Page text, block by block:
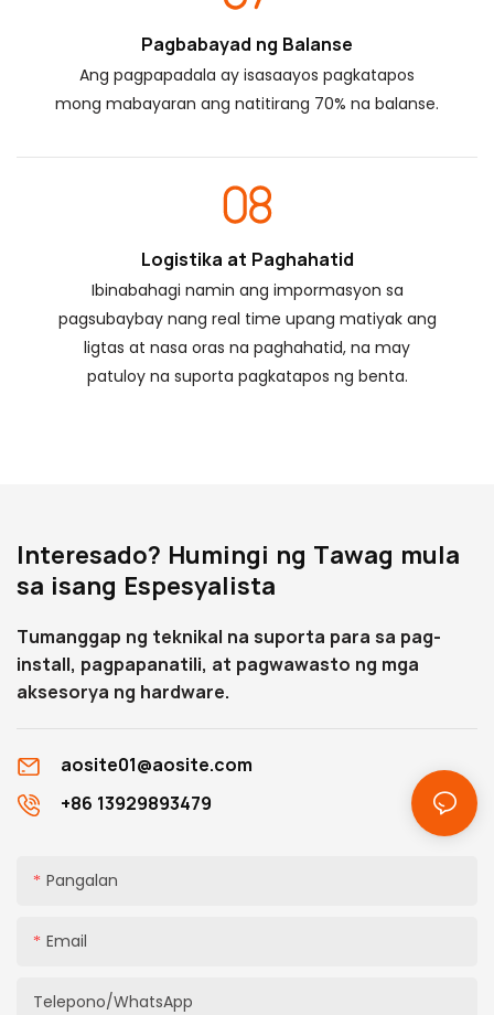
Pagbabayad ng Balanse
Ang pagpapadala ay isasaayos pagkatapos
mong mabayaran ang natitirang 70% na balanse.
Logistika at Paghahatid
Ibinabahagi namin ang impormasyon sa
pagsubaybay nang real time upang matiyak ang
ligtas at nasa oras na paghahatid, na may
patuloy na suporta pagkatapos ng benta.
Interesado? Humingi ng Tawag mula
sa isang Espesyalista
Tumanggap ng teknikal na suporta para sa pag-
install, pagpapanatili, at pagwawasto ng mga
aksesorya ng hardware.
aosite01@aosite.com
+86 13929893479
Pangalan
Email
Telepono/WhatsApp